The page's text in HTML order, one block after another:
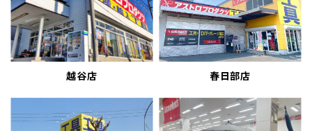
越谷店 春日部店